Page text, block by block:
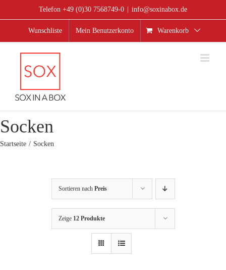
Telefon +49 (0)30 7568749-0 info@soxinabox.de
Wunschliste Mein Benutzerkonto Warenkorb
Socken
Startseite Socken
Sortieren nach Preis
Zeige 12 Produkte